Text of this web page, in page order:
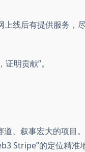
上线后有提供服务，
明贡献”。
道、叙事宏大的项
Stripe”的定位精